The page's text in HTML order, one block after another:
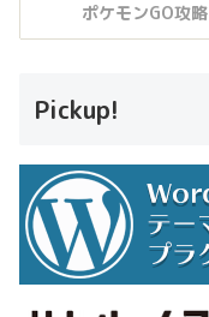
ポケモンGO攻略
Pickup!